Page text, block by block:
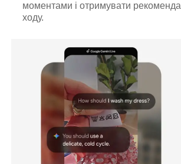
моментами і отримувати
ходу.